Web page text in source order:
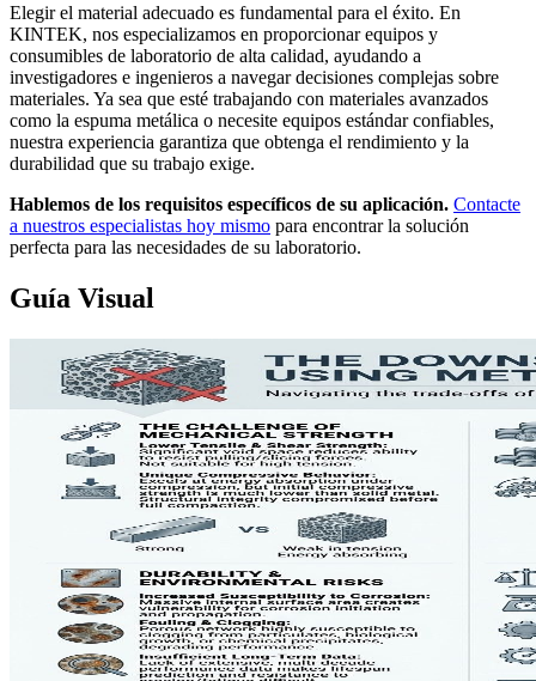
Elegir el material adecuado es fundamental para el éxito. En
KINTEK, nos especializamos en proporcionar equipos y
consumibles de laboratorio de alta calidad, ayudando a
investigadores e ingenieros a navegar decisiones complejas sobre
materiales. Ya sea que esté trabajando con materiales avanzados
como la espuma metálica o necesite equipos estándar confiables,
nuestra experiencia garantiza que obtenga el rendimiento y la
durabilidad que su trabajo exige.
Hablemos de los requisitos específicos de su aplicación. Contacte
a nuestros especialistas hoy mismo para encontrar la solución
perfecta para las necesidades de su laboratorio.
Guía Visual